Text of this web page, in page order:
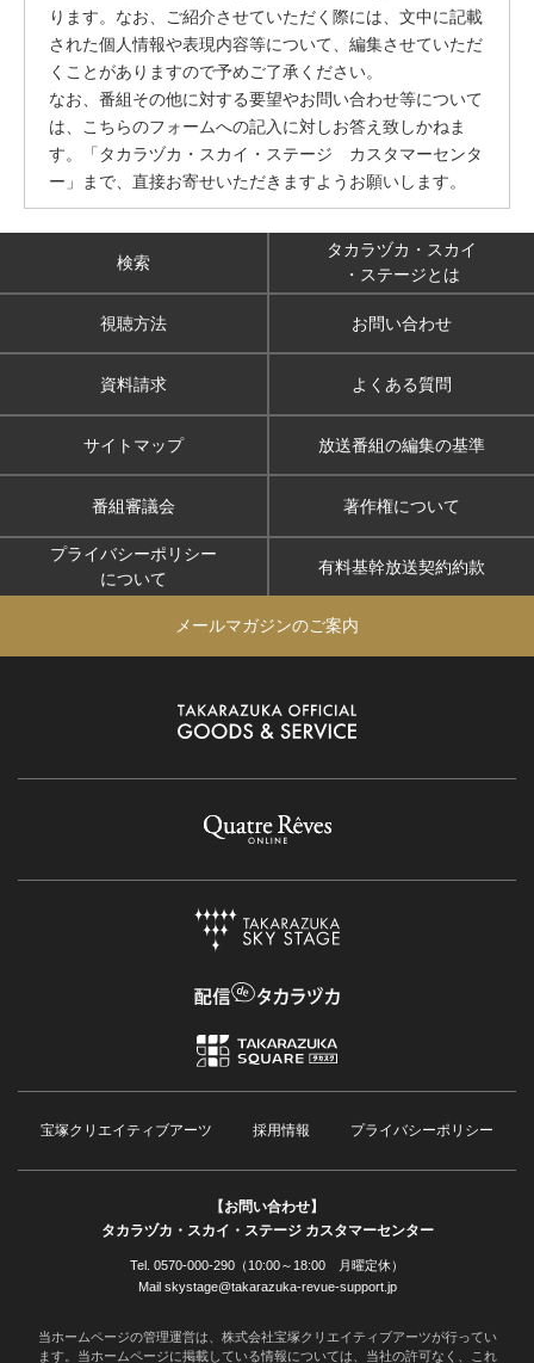
ります。なお、ご紹介させていただく際には、文中に記載
された個人情報や表現内容等について、編集させていただ
くことがありますので予めご了承ください。
なお、番組その他に対する要望やお問い合わせ等について
は、こちらのフォームへの記入に対しお答え致しかねま
す。「タカラヅカ・スカイ・ステージ カスタマーセンタ
ー」まで、直接お寄せいただきますようお願いします。
検索
タカラヅカ・スカイ
・ステージとは
視聴方法 お問い合わせ
資料請求 よくある質問
サイトマップ 放送番組の編集の基準
番組審議会 著作権について
プライバシーポリシー
について
有料基幹放送契約約款
メールマガジンのご案内
宝塚クリエイティブアーツ 採用情報 プライバシーポリシー
【お問い合わせ】
タカラヅカ・スカイ・ステージ カスタマーセンター
Tel. 0570-000-290（10:00～18:00 月曜定休）
Mail skystage@takarazuka-revue-support.jp
当ホームページの管理運営は、株式会社宝塚クリエイティブアーツが行ってい
ます。当ホームページに掲載している情報については、当社の許可なく、これ